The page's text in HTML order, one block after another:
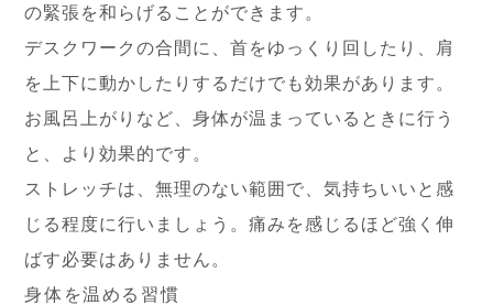
の緊張を和らげることができます。
デスクワークの合間に、首をゆっくり回したり、肩
を上下に動かしたりするだけでも効果があります。
お風呂上がりなど、身体が温まっているときに行う
と、より効果的です。
ストレッチは、無理のない範囲で、気持ちいいと感
じる程度に行いましょう。痛みを感じるほど強く伸
ばす必要はありません。
身体を温める習慣